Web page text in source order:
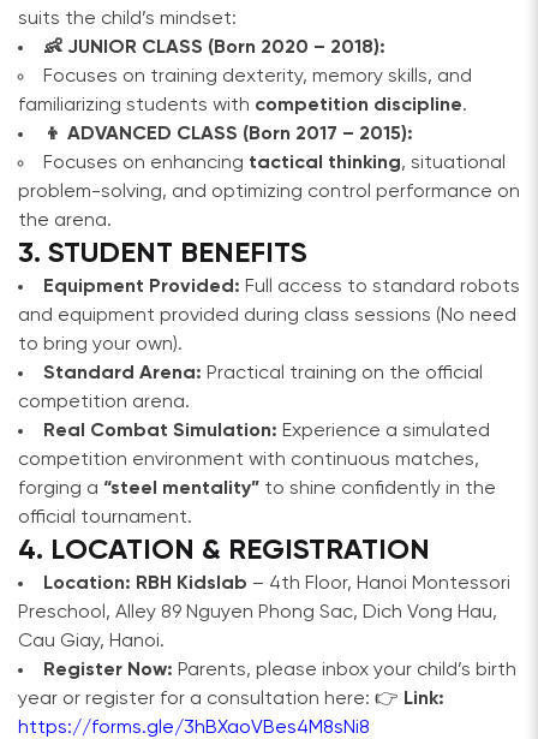
suits the child’s mindset:
👶 JUNIOR CLASS (Born 2020 – 2018):
Focuses on training dexterity, memory skills, and
familiarizing students with competition discipline.
👦 ADVANCED CLASS (Born 2017 – 2015):
Focuses on enhancing tactical thinking, situational
problem-solving, and optimizing control performance on
the arena.
3. STUDENT BENEFITS
Equipment Provided: Full access to standard robots
and equipment provided during class sessions (No need
to bring your own).
Standard Arena: Practical training on the official
competition arena.
Real Combat Simulation: Experience a simulated
competition environment with continuous matches,
forging a “steel mentality” to shine confidently in the
official tournament.
4. LOCATION & REGISTRATION
Location: RBH Kidslab – 4th Floor, Hanoi Montessori
Preschool, Alley 89 Nguyen Phong Sac, Dich Vong Hau,
Cau Giay, Hanoi.
Register Now: Parents, please inbox your child’s birth
year or register for a consultation here: 👉 Link:
https://forms.gle/3hBXaoVBes4M8sNi8